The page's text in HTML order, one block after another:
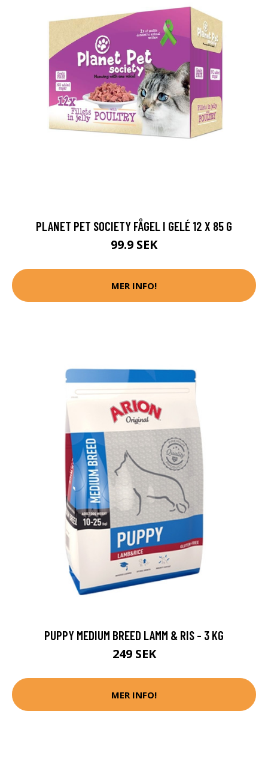
PLANET PET SOCIETY FÅGEL I GELÉ 12 X 85 G
99.9 SEK
MER INFO!
PUPPY MEDIUM BREED LAMM & RIS - 3 KG
249 SEK
MER INFO!